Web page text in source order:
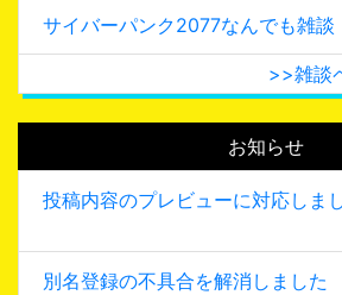
サイバーパンク2077なんでも雑談
>>雑談
お知らせ
投稿内容のプレビューに対応しま
別名登録の不具合を解消しました